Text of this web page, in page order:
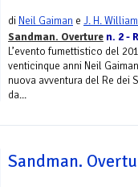
di Neil Gaiman e J. H.
Sandman. Overture n. 2 -
L’evento fumettistico del
venticinque anni Neil
nuova avventura del Re dei
da...
Sandman.